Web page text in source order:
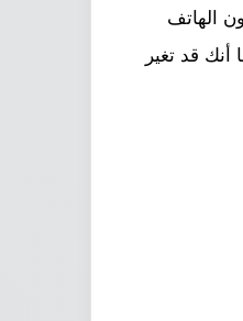
الهاتف
قد تغير